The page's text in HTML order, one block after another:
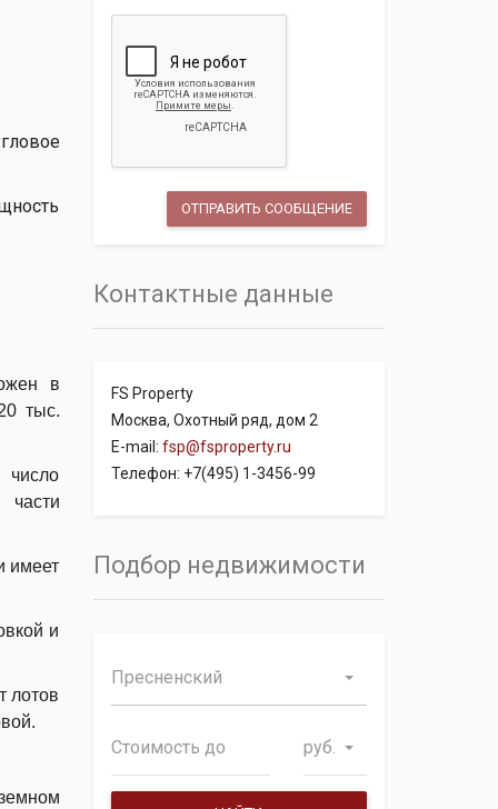
в
тыс.
части
имеет
и
лотов
Контактные данные
FS Property
Москва, Охотный ряд, дом 2
E-mail: fsp@fsproperty.ru
Телефон: +7(495) 1-3456-99
Подбор недвижимости
Пресненский
руб.